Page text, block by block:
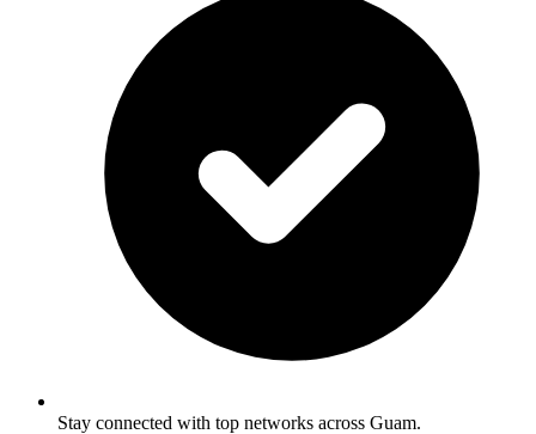
Stay connected with top networks across Guam.